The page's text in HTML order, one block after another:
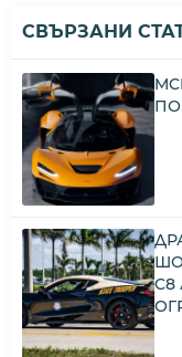
СВЪРЗАНИ
C8